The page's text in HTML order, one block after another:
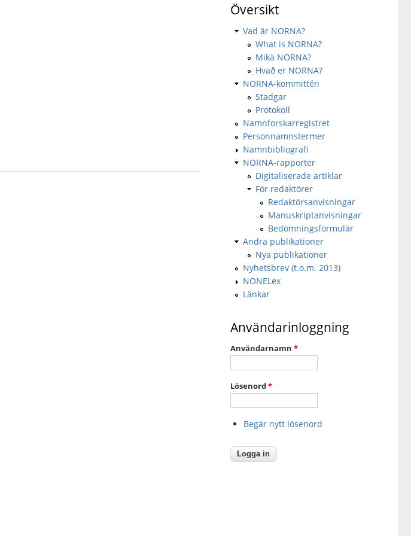
Översikt
Vad är NORNA?
What is NORNA?
Mikä NORNA?
Hvað er NORNA?
NORNA-kommittén
Stadgar
Protokoll
Namnforskarregistret
Personnamnstermer
Namnbibliografi
NORNA-rapporter
Digitaliserade artiklar
För redaktörer
Redaktörsanvisningar
Manuskriptanvisningar
Bedömningsformulär
Andra publikationer
Nya publikationer
Nyhetsbrev (t.o.m. 2013)
NONELex
Länkar
Användarinloggning
Användarnamn *
Lösenord*
Begär nytt lösenord